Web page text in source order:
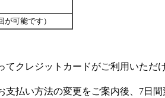
が可能です）
てクレジットカードがご利用いた
支払い方法の変更をご案内後、7日